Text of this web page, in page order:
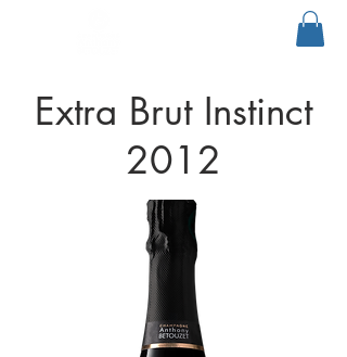
Extra Brut Instinct
2012